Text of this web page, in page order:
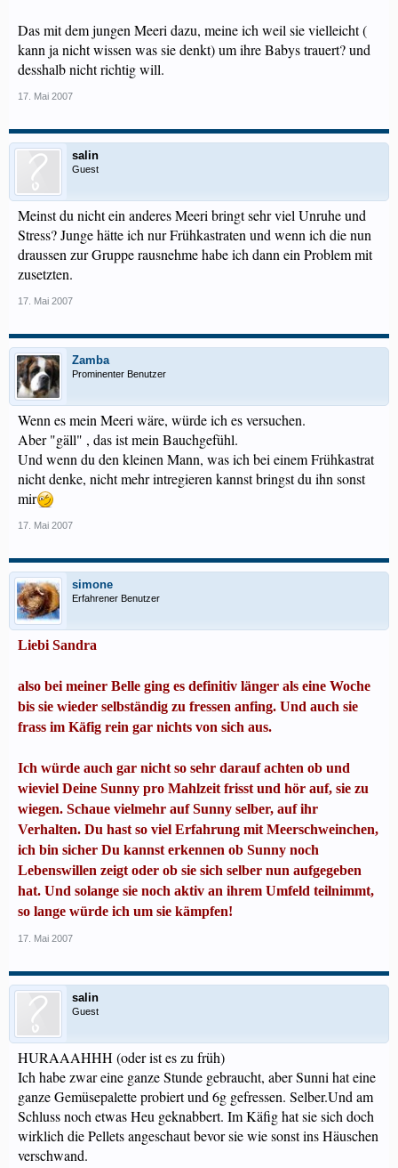
Das mit dem jungen Meeri dazu, meine ich weil sie vielleicht (
kann ja nicht wissen was sie denkt) um ihre Babys trauert? und
desshalb nicht richtig will.
17. Mai 2007
salin
Guest
Meinst du nicht ein anderes Meeri bringt sehr viel Unruhe und
Stress? Junge hätte ich nur Frühkastraten und wenn ich die nun
draussen zur Gruppe rausnehme habe ich dann ein Problem mit
zusetzten.
17. Mai 2007
Zamba
Prominenter Benutzer
Wenn es mein Meeri wäre, würde ich es versuchen.
Aber "gäll" , das ist mein Bauchgefühl.
Und wenn du den kleinen Mann, was ich bei einem Frühkastrat
nicht denke, nicht mehr intregieren kannst bringst du ihn sonst
mir
17. Mai 2007
simone
Erfahrener Benutzer
Liebi Sandra
also bei meiner Belle ging es definitiv länger als eine Woche
bis sie wieder selbständig zu fressen anfing. Und auch sie
frass im Käfig rein gar nichts von sich aus.
Ich würde auch gar nicht so sehr darauf achten ob und
wieviel Deine Sunny pro Mahlzeit frisst und hör auf, sie zu
wiegen. Schaue vielmehr auf Sunny selber, auf ihr
Verhalten. Du hast so viel Erfahrung mit Meerschweinchen,
ich bin sicher Du kannst erkennen ob Sunny noch
Lebenswillen zeigt oder ob sie sich selber nun aufgegeben
hat. Und solange sie noch aktiv an ihrem Umfeld teilnimmt,
so lange würde ich um sie kämpfen!
17. Mai 2007
salin
Guest
HURAAAHHH (oder ist es zu früh)
Ich habe zwar eine ganze Stunde gebraucht, aber Sunni hat eine
ganze Gemüsepalette probiert und 6g gefressen. Selber.Und am
Schluss noch etwas Heu geknabbert. Im Käfig hat sie sich doch
wirklich die Pellets angeschaut bevor sie wie sonst ins Häuschen
verschwand.